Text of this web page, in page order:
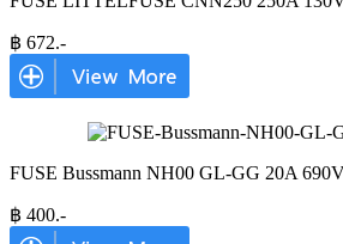
฿ 672.-
FUSE Bussmann NH00 GL-GG 20A
฿ 400.-